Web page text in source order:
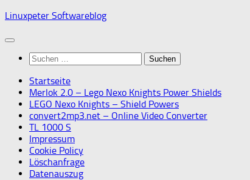
Skip
content
Linuxpeter Softwareblog
Suchen
nach:
Startseite
Merlok 2.0 – Lego Nexo Knights Power Shields
LEGO Nexo Knights – Shield Powers
convert2mp3.net – Online Video Converter
TL 1000 S
Impressum
Cookie Policy
Löschanfrage
Datenauszug